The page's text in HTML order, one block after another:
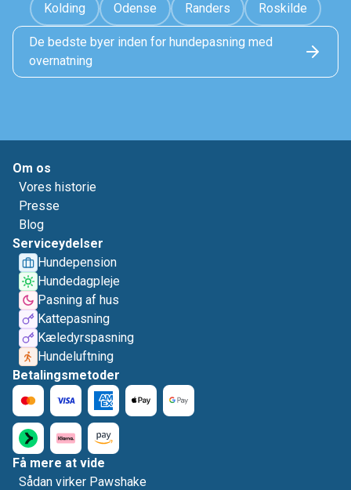
Kolding Odense Randers Roskilde
De bedste byer inden for hundepasning med
overnatning
Om os
Vores historie
Presse
Blog
Serviceydelser
Hundepension
Hundedagpleje
Pasning af hus
Kattepasning
Kæledyrspasning
Hundeluftning
Betalingsmetoder
Få mere at vide
Sådan virker Pawshake